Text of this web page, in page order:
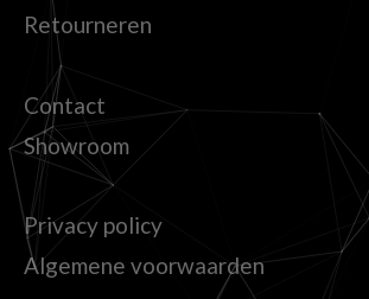
Retourneren
Contact
Showroom
Privacy policy
Algemene voorwaarden